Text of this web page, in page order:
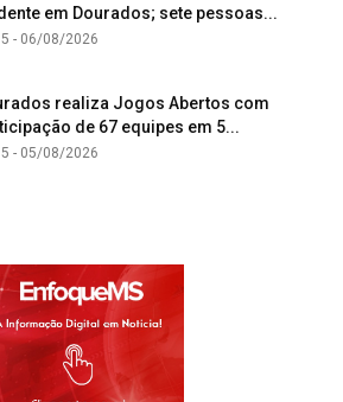
em Dourados; sete pessoas...
- 06/08/2026
realiza Jogos Abertos com
de 67 equipes em 5...
- 05/08/2026